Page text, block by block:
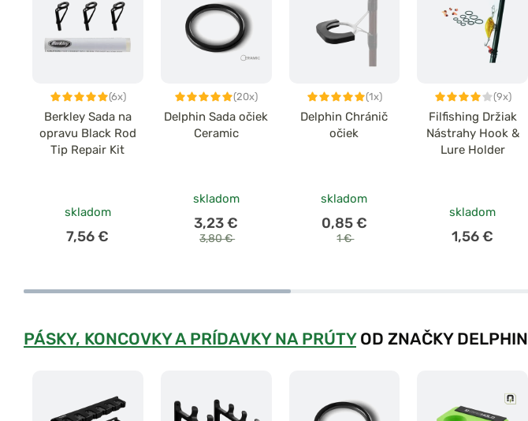
(6x)
Berkley Sada na
opravu Black Rod
Tip Repair Kit
skladom
7,56 €
(20x)
Delphin Sada očiek
Ceramic
skladom
3,23 €
3,80 €
(1x)
Delphin Chránič
očiek
skladom
0,85 €
1 €
(9x)
Filfishing Držiak
Nástrahy Hook &
Lure Holder
skladom
1,56 €
PÁSKY, KONCOVKY A PRÍDAVKY NA PRÚTYOD ZNAČKY DELPHIN